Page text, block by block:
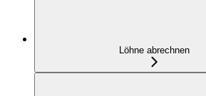
Löhne abrechnen